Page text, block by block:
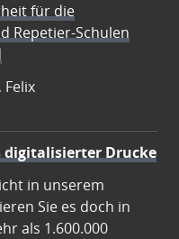
für die
Repetier-Schulen
digitalisierter Drucke
in unserem
Sie es doch in
als 1.600.000